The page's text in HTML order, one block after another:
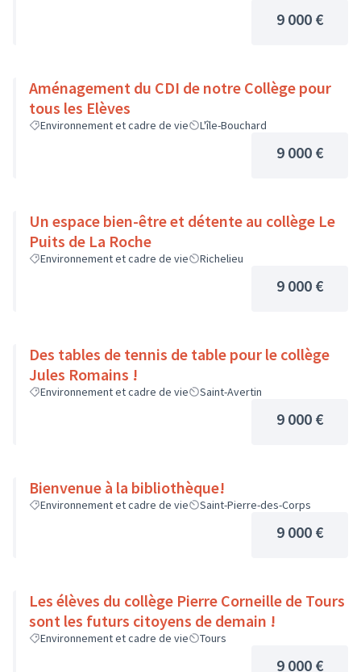
9 000 €
Aménagement du CDI de notre Collège pour
tous les Elèves
Environnement et cadre de vie L'île-Bouchard
9 000 €
Un espace bien-être et détente au collège Le
Puits de La Roche
Environnement et cadre de vie Richelieu
9 000 €
Des tables de tennis de table pour le collège
Jules Romains !
Environnement et cadre de vie Saint-Avertin
9 000 €
Bienvenue à la bibliothèque!
Environnement et cadre de vie Saint-Pierre-des-Corps
9 000 €
Les élèves du collège Pierre Corneille de Tours
sont les futurs citoyens de demain !
Environnement et cadre de vie Tours
9 000 €